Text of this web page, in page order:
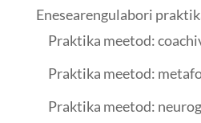
Enesearengulabori
Praktika meetod:
Praktika meetod:
Praktika meetod: